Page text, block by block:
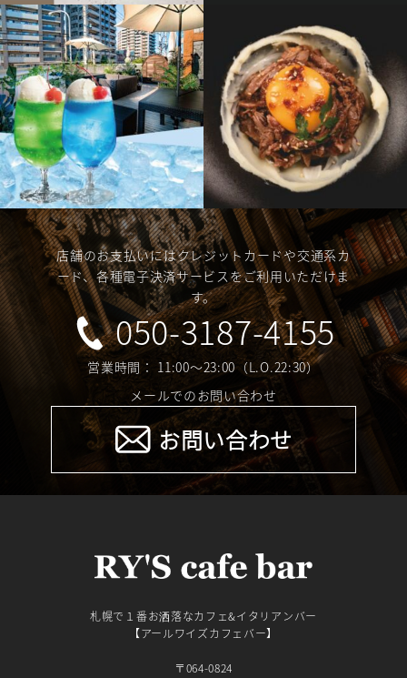
店舗のお支払いにはクレジットカードや交通系カ
ード、各種電子決済サービスをご利用いただけま
す。
050-3187-4155
営業時間： 11:00～23:00（L.O.22:30）
メールでのお問い合わせ
お問い合わせ
札幌で１番お洒落なカフェ&イタリアンバー
【アールワイズカフェバー】
〒064-0824